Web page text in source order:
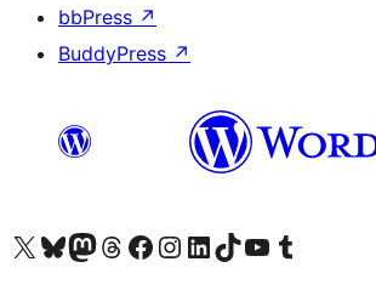
bbPress ↗
BuddyPress ↗
Visita nuestra cuenta de X (anteriormente Twitter)
Visita nuestra cuenta de Bluesky
Visita nuestra cuenta de Mastodon
Visita nuestra cuenta de Threads
Visita nuestra página de Facebook
Visita nuestra cuenta de Instagram
Visita nuestra cuenta de LinkedIn
Visita nuestra cuenta de TikTok
Visita nuestro canal de YouTube
Visita nuestra cuenta de Tumblr